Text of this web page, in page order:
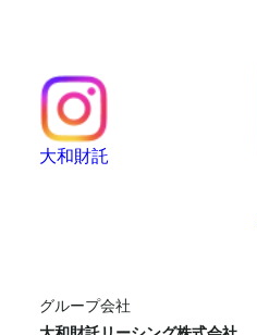
大和財託
グループ会社